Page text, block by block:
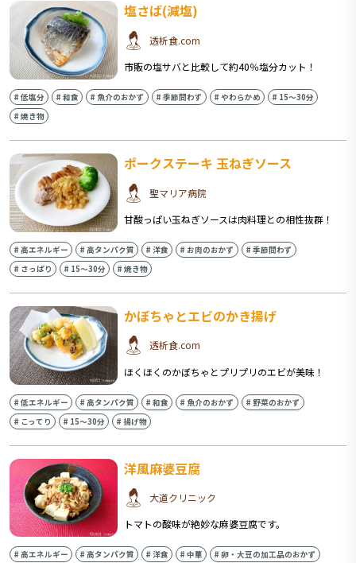
塩さば(減塩)
透析食.com
市販の塩サバと比較して約40％塩分カット！
#低塩分 #和食 # 魚介のおかず #季節問わず #やわらかめ # 15〜30分
#焼き物
ポークステーキ 玉ねぎソース
聖マリア病院
甘酸っぱい玉ねぎソースは肉料理との相性抜群！
#高エネルギー #高タンパク質 #洋食 # お肉のおかず #季節問わず
# さっぱり # 15〜30分 #焼き物
かぼちゃとエビのかき揚げ
透析食.com
ほくほくのかぼちゃとプリプリのエビが美味！
#低エネルギー #高タンパク質 #和食 # 魚介のおかず #野菜のおかず
# こってり # 15〜30分 #揚げ物
洋風麻婆豆腐
大道クリニック
トマトの酸味が絶妙な麻婆豆腐です。
#高エネルギー #高タンパク質 #洋食 #中華 #卵・大豆の加工品のおかず